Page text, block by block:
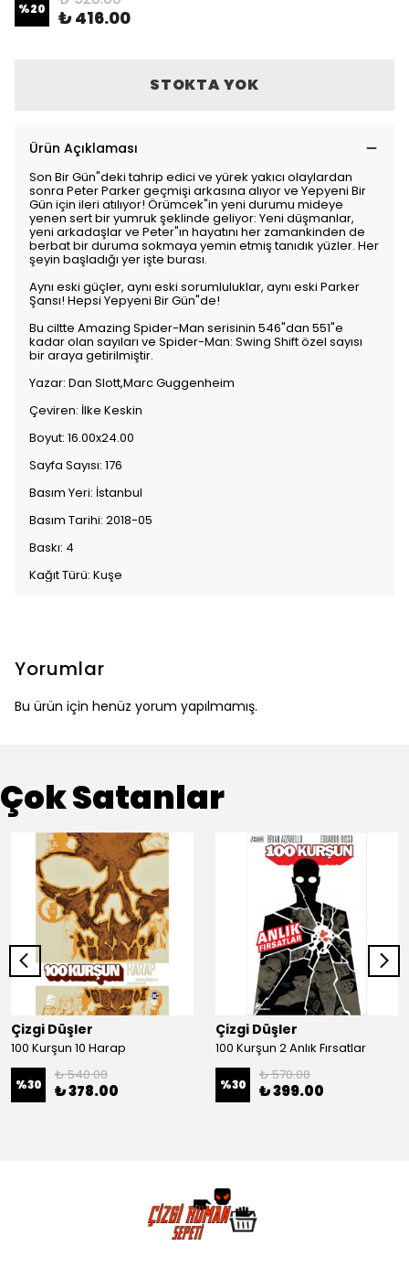
%20 ₺ 416.00
STOKTA YOK
Ürün Açıklaması
Son Bir Gün"deki tahrip edici ve yürek yakıcı olaylardan
sonra Peter Parker geçmişi arkasına alıyor ve Yepyeni Bir
Gün için ileri atılıyor! Örümcek"in yeni durumu mideye
yenen sert bir yumruk şeklinde geliyor: Yeni düşmanlar,
yeni arkadaşlar ve Peter"ın hayatını her zamankinden de
berbat bir duruma sokmaya yemin etmiş tanıdık yüzler. Her
şeyin başladığı yer işte burası.
Aynı eski güçler, aynı eski sorumluluklar, aynı eski Parker
Şansı! Hepsi Yepyeni Bir Gün"de!
Bu ciltte Amazing Spider-Man serisinin 546"dan 551"e
kadar olan sayıları ve Spider-Man: Swing Shift özel sayısı
bir araya getirilmiştir.
Yazar: Dan Slott,Marc Guggenheim
Çeviren: İlke Keskin
Boyut: 16.00x24.00
Sayfa Sayısı: 176
Basım Yeri: İstanbul
Basım Tarihi: 2018-05
Baskı: 4
Kağıt Türü: Kuşe
Yorumlar
Bu ürün için henüz yorum yapılmamış.
Çok Satanlar
Çizgi Düşler
100 Kurşun 10 Harap
%30
₺ 540.00
₺ 378.00
Çizgi Düşler
100 Kurşun 2 Anlık Fırsatlar
%30
₺ 570.00
₺ 399.00